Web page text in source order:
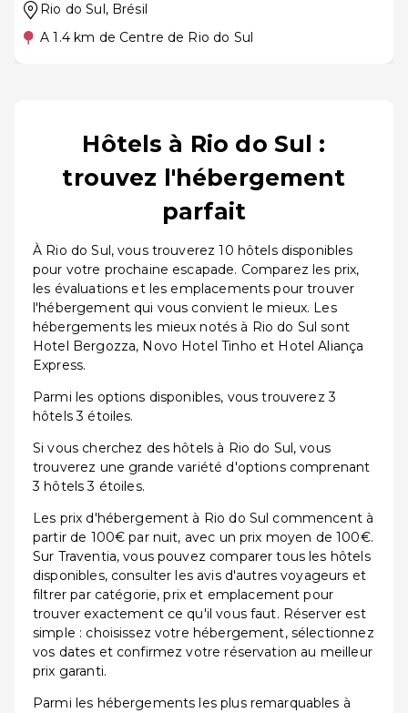
Rio do Sul, Brésil
A 1.4 km de Centre de Rio do Sul
Hôtels à Rio do Sul :
trouvez l'hébergement
parfait
À Rio do Sul, vous trouverez 10 hôtels disponibles
pour votre prochaine escapade. Comparez les prix,
les évaluations et les emplacements pour trouver
l'hébergement qui vous convient le mieux. Les
hébergements les mieux notés à Rio do Sul sont
Hotel Bergozza, Novo Hotel Tinho et Hotel Aliança
Express.
Parmi les options disponibles, vous trouverez 3
hôtels 3 étoiles.
Si vous cherchez des hôtels à Rio do Sul, vous
trouverez une grande variété d'options comprenant
3 hôtels 3 étoiles.
Les prix d'hébergement à Rio do Sul commencent à
partir de 100€ par nuit, avec un prix moyen de 100€.
Sur Traventia, vous pouvez comparer tous les hôtels
disponibles, consulter les avis d'autres voyageurs et
filtrer par catégorie, prix et emplacement pour
trouver exactement ce qu'il vous faut. Réserver est
simple : choisissez votre hébergement, sélectionnez
vos dates et confirmez votre réservation au meilleur
prix garanti.
Parmi les hébergements les plus remarquables à